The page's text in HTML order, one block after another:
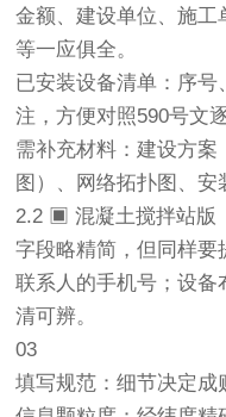
金额、建设单位、施工
等一应俱全。
已安装设备清单：序
注，方便对照590号文
需补充材料：建设方
图）、网络拓扑图、安
2.2 ▣ 混凝土搅拌站版
字段略精简，但同样要
联系人的手机号；设备
清可辨。
03
填写规范：细节决定成